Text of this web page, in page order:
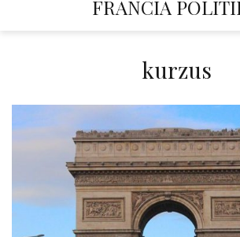
FRANCIA
kurzus